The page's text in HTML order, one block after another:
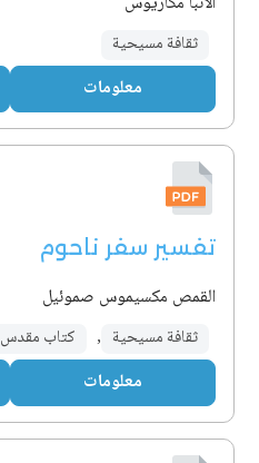
ثقافة مسيحية
معلومات
تفسير سفر ناحوم
القمص مكسيموس صموئيل
ثقافة مسيحية , كتاب مقدس
معلومات